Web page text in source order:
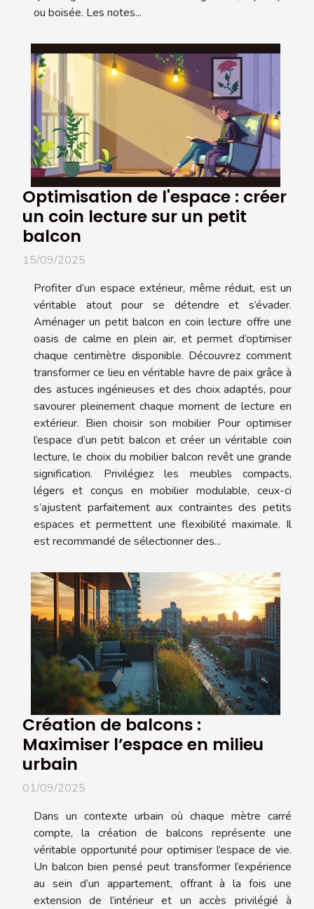
ou boisée. Les notes...
Optimisation de l'espace : créer
un coin lecture sur un petit
balcon
15/09/2025
Profiter d’un espace extérieur, même réduit, est un
véritable atout pour se détendre et s’évader.
Aménager un petit balcon en coin lecture offre une
oasis de calme en plein air, et permet d’optimiser
chaque centimètre disponible. Découvrez comment
transformer ce lieu en véritable havre de paix grâce à
des astuces ingénieuses et des choix adaptés, pour
savourer pleinement chaque moment de lecture en
extérieur. Bien choisir son mobilier Pour optimiser
l’espace d’un petit balcon et créer un véritable coin
lecture, le choix du mobilier balcon revêt une grande
signification. Privilégiez les meubles compacts,
légers et conçus en mobilier modulable, ceux-ci
s’ajustent parfaitement aux contraintes des petits
espaces et permettent une flexibilité maximale. Il
est recommandé de sélectionner des...
Création de balcons :
Maximiser l’espace en milieu
urbain
01/09/2025
Dans un contexte urbain où chaque mètre carré
compte, la création de balcons représente une
véritable opportunité pour optimiser l’espace de vie.
Un balcon bien pensé peut transformer l’expérience
au sein d’un appartement, offrant à la fois une
extension de l’intérieur et un accès privilégié à